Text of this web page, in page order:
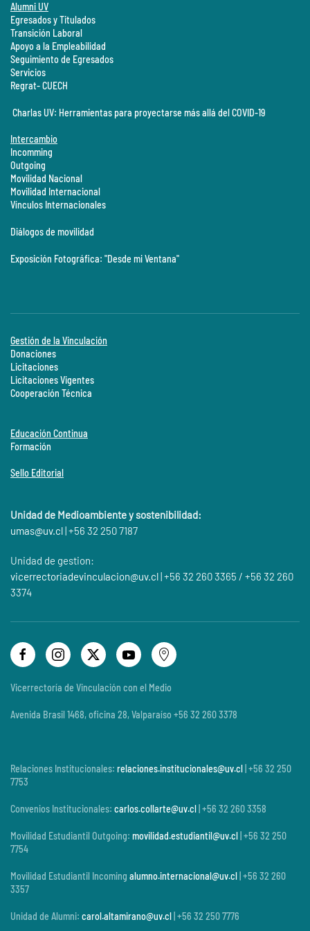
Alumni UV
Egresados y Titulados
Transición Laboral
Apoyo a la Empleabilidad
Seguimiento de Egresados
Servicios
Regrat- CUECH
Charlas UV: Herramientas para proyectarse más allá del COVID-19
Intercambio
Incomming
Outgoing
Movilidad Nacional
Movilidad Internacional
Vínculos Internacionales
Diálogos de movilidad
Exposición Fotográfica: "Desde mi Ventana"
Gestión de la Vinculación
Donaciones
Licitaciones
Licitaciones Vigentes
Cooperación Técnica
Educación Continua
Formación
Sello Editorial
Unidad de Medioambiente y sostenibilidad:
umas@uv.cl| +56 32 250 7187
Unidad de gestion:
vicerrectoriadevinculacion@uv.cl| +56 32 260 3365 / +56 32 260
3374
Vicerrectoría de Vinculación con el Medio
Avenida Brasil 1468, oficina 28, Valparaíso +56 32 260 3378
Relaciones Institucionales: relaciones.institucionales@uv.cl | +56 32 250
7753
Convenios Institucionales: carlos.collarte@uv.cl | +56 32 260 3358
Movilidad Estudiantil Outgoing: movilidad.estudiantil@uv.cl | +56 32 250
7754
Movilidad Estudiantil Incoming alumno.internacional@uv.cl | +56 32 260
3357
Unidad de Alumni: carol.altamirano@uv.cl | +56 32 250 7776